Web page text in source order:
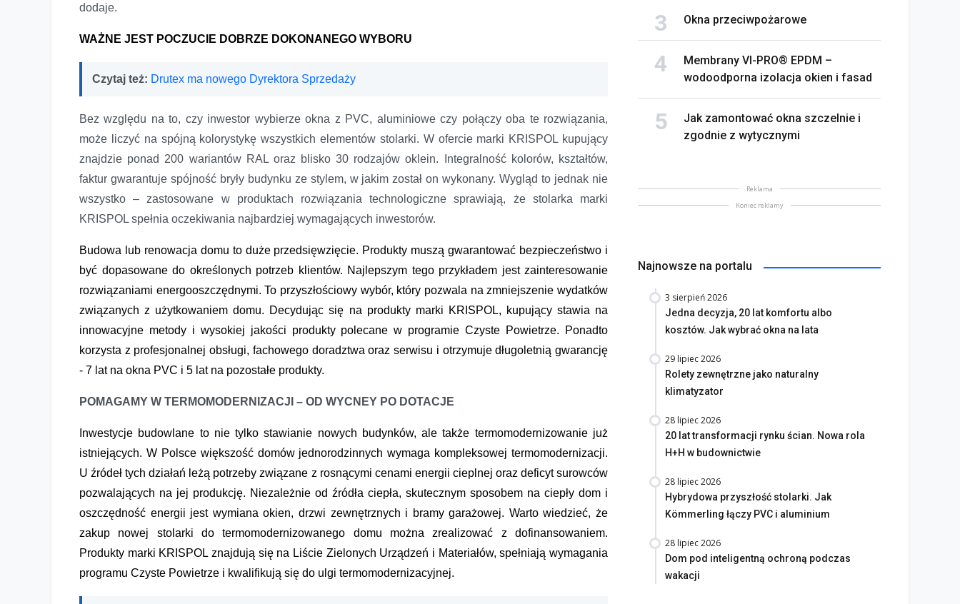
dodaje.
WAŻNE JEST POCZUCIE DOBRZE DOKONANEGO WYBORU
Czytaj też: Drutex ma nowego Dyrektora Sprzedaży
Bez względu na to, czy inwestor wybierze okna z PVC, aluminiowe czy połączy oba te rozwiązania,
może liczyć na spójną kolorystykę wszystkich elementów stolarki. W ofercie marki KRISPOL kupujący
znajdzie ponad 200 wariantów RAL oraz blisko 30 rodzajów oklein. Integralność kolorów, kształtów,
faktur gwarantuje spójność bryły budynku ze stylem, w jakim został on wykonany. Wygląd to jednak nie
wszystko – zastosowane w produktach rozwiązania technologiczne sprawiają, że stolarka marki
KRISPOL spełnia oczekiwania najbardziej wymagających inwestorów.
Budowa lub renowacja domu to duże przedsięwzięcie. Produkty muszą gwarantować bezpieczeństwo i
być dopasowane do określonych potrzeb klientów. Najlepszym tego przykładem jest zainteresowanie
rozwiązaniami energooszczędnymi. To przyszłościowy wybór, który pozwala na zmniejszenie wydatków
związanych z użytkowaniem domu. Decydując się na produkty marki KRISPOL, kupujący stawia na
innowacyjne metody i wysokiej jakości produkty polecane w programie Czyste Powietrze. Ponadto
korzysta z profesjonalnej obsługi, fachowego doradztwa oraz serwisu i otrzymuje długoletnią gwarancję
- 7 lat na okna PVC i 5 lat na pozostałe produkty.
POMAGAMY W TERMOMODERNIZACJI – OD WYCNEY PO DOTACJE
Inwestycje budowlane to nie tylko stawianie nowych budynków, ale także termomodernizowanie już
istniejących. W Polsce większość domów jednorodzinnych wymaga kompleksowej termomodernizacji.
U źródeł tych działań leżą potrzeby związane z rosnącymi cenami energii cieplnej oraz deficyt surowców
pozwalających na jej produkcję. Niezależnie od źródła ciepła, skutecznym sposobem na ciepły dom i
oszczędność energii jest wymiana okien, drzwi zewnętrznych i bramy garażowej. Warto wiedzieć, że
zakup nowej stolarki do termomodernizowanego domu można zrealizować z dofinansowaniem.
Produkty marki KRISPOL znajdują się na Liście Zielonych Urządzeń i Materiałów, spełniają wymagania
programu Czyste Powietrze i kwalifikują się do ulgi termomodernizacyjnej.
Okna przeciwpożarowe
Membrany VI-PRO® EPDM –
wodoodporna izolacja okien i fasad
Jak zamontować okna szczelnie i
zgodnie z wytycznymi
Reklama
Koniec reklamy
Najnowsze na portalu
3 sierpień 2026
Jedna decyzja, 20 lat komfortu albo
kosztów. Jak wybrać okna na lata
29 lipiec 2026
Rolety zewnętrzne jako naturalny
klimatyzator
28 lipiec 2026
20 lat transformacji rynku ścian. Nowa rola
H+H w budownictwie
28 lipiec 2026
Hybrydowa przyszłość stolarki. Jak
Kömmerling łączy PVC i aluminium
28 lipiec 2026
Dom pod inteligentną ochroną podczas
wakacji